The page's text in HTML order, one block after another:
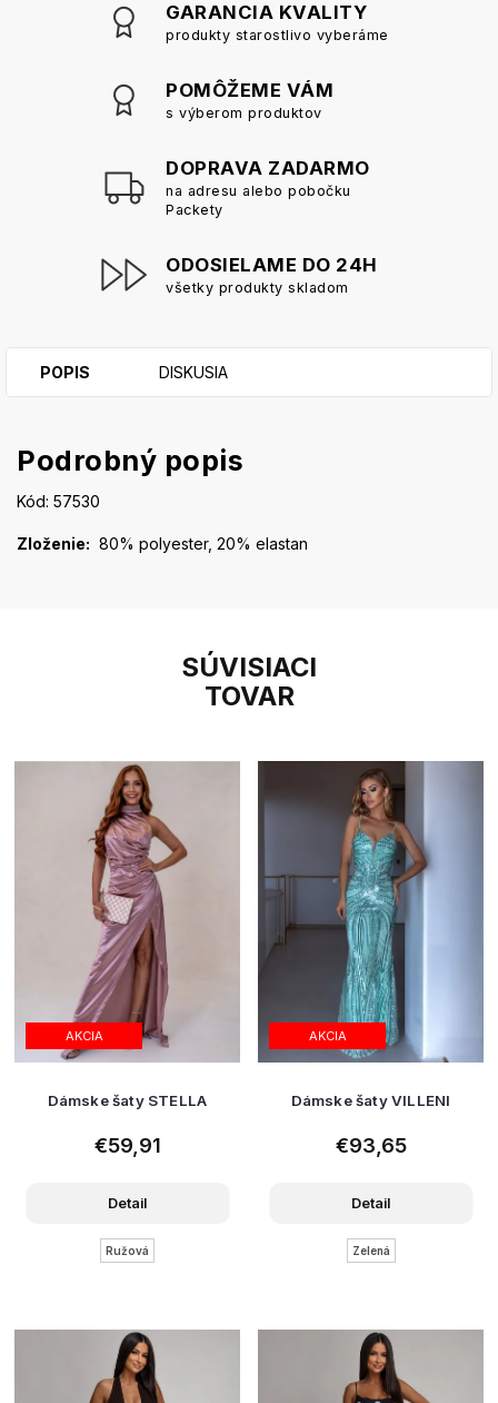
GARANCIA KVALITY
produkty starostlivo vyberáme
POMÔŽEME VÁM
s výberom produktov
DOPRAVA ZADARMO
na adresu alebo pobočku
Packety
ODOSIELAME DO 24H
všetky produkty skladom
SÚVISIACI
TOVAR
AKCIA
Dámske šaty STELLA
€59,91
Detail
Ružová
AKCIA
Dámske šaty VILLENI
€93,65
Detail
Zelená
POPIS DISKUSIA
Podrobný popis
Kód: 57530
Zloženie: 80% polyester, 20% elastan